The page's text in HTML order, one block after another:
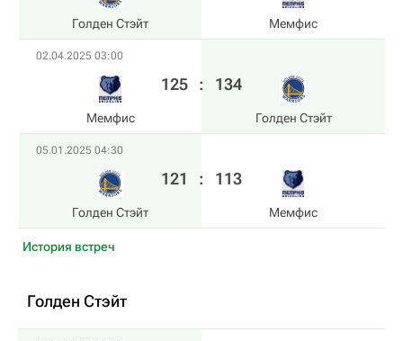
Голден Стэйт Мемфис
02.04.2025 03:00
Мемфис
125 : 134
Голден Стэйт
05.01.2025 04:30
Голден Стэйт
121 : 113
Мемфис
История встреч
Голден Стэйт